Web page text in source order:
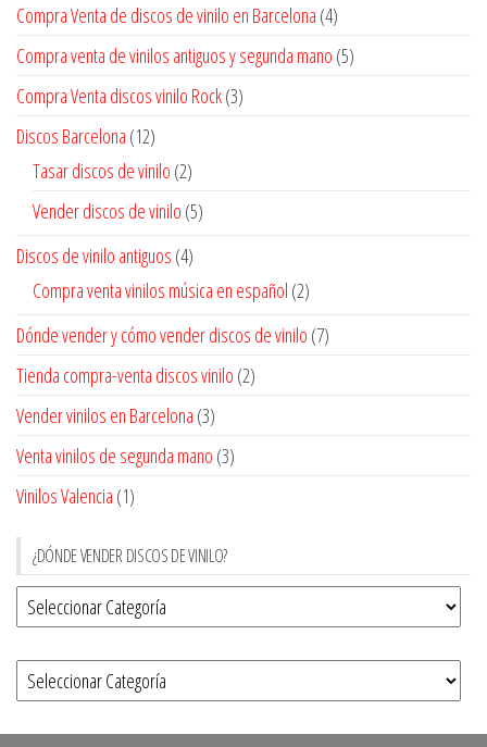
Compra Venta de discos de vinilo en Barcelona (4)
Compra venta de vinilos antiguos y segunda mano (5)
Compra Venta discos vinilo Rock(3)
Discos Barcelona (12)
Tasar discos de vinilo (2)
Vender discos de vinilo (5)
Discos de vinilo antiguos (4)
Compra venta vinilos música en español (2)
Dónde vender y cómo vender discos de vinilo (7)
Tienda compra-venta discos vinilo (2)
Vender vinilos en Barcelona (3)
Venta vinilos de segunda mano (3)
Vinilos Valencia (1)
¿DÓNDE VENDER DISCOS DE VINILO?